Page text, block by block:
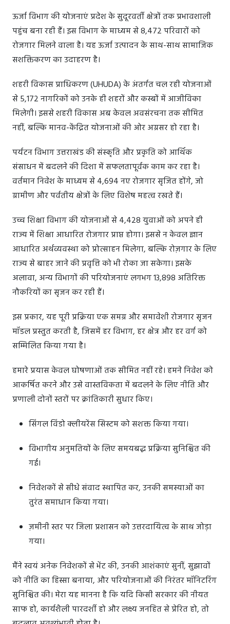
ऊर्जा विभाग की योजनाएं प्रदेश के सुदूरवर्ती क्षेत्रों तक प्रभावशाली
पहुंच बना रही हैं। इस विभाग के माध्यम से 8,472 परिवारों को
रोजगार मिलने वाला है। यह ऊर्जा उत्पादन के साथ-साथ सामाजिक
सशक्तिकरण का उदाहरण है।
शहरी विकास प्राधिकरण (UHUDA) के अंतर्गत चल रही योजनाओं
से 5,172 नागरिकों को उनके ही शहरों और कस्बों में आजीविका
मिलेगी। इससे शहरी विकास अब केवल अवसंरचना तक सीमित
नहीं, बल्कि मानव-केंद्रित योजनाओं की ओर अग्रसर हो रहा है।
पर्यटन विभाग उत्तराखंड की संस्कृति और प्रकृति को आर्थिक
संसाधन में बदलने की दिशा में सफलतापूर्वक काम कर रहा है।
वर्तमान निवेश के माध्यम से 4,694 नए रोजगार सृजित होंगे, जो
ग्रामीण और पर्वतीय क्षेत्रों के लिए विशेष महत्व रखते हैं।
उच्च शिक्षा विभाग की योजनाओं से 4,428 युवाओं को अपने ही
राज्य में शिक्षा आधारित रोजगार प्राप्त होगा। इससे न केवल ज्ञान
आधारित अर्थव्यवस्था को प्रोत्साहन मिलेगा, बल्कि रोज़गार के लिए
राज्य से बाहर जाने की प्रवृत्ति को भी रोका जा सकेगा। इसके
अलावा, अन्य विभागों की परियोजनाएं लगभग 13,898 अतिरिक्त
नौकरियों का सृजन कर रही हैं।
इस प्रकार, यह पूरी प्रक्रिया एक समग्र और समावेशी रोजगार सृजन
मॉडल प्रस्तुत करती है, जिसमें हर विभाग, हर क्षेत्र और हर वर्ग को
सम्मिलित किया गया है।
हमारे प्रयास केवल घोषणाओं तक सीमित नहीं रहे। हमने निवेश को
आकर्षित करने और उसे वास्तविकता में बदलने के लिए नीति और
प्रणाली दोनों स्तरों पर क्रांतिकारी सुधार किए।
सिंगल विंडो क्लीयरेंस सिस्टम को सशक्त किया गया।
विभागीय अनुमतियों के लिए समयबद्ध प्रक्रिया सुनिश्चित की
गई।
निवेशकों से सीधे संवाद स्थापित कर, उनकी समस्याओं का
तुरंत समाधान किया गया।
ज़मीनी स्तर पर जिला प्रशासन को उत्तरदायित्व के साथ जोड़ा
गया।
मैंने स्वयं अनेक निवेशकों से भेंट की, उनकी आशंकाएं सुनीं, सुझावों
को नीति का हिस्सा बनाया, और परियोजनाओं की निरंतर मॉनिटरिंग
सुनिश्चित की। मेरा यह मानना है कि यदि किसी सरकार की नीयत
साफ हो, कार्यशैली पारदर्शी हो और लक्ष्य जनहित से प्रेरित हो, तो